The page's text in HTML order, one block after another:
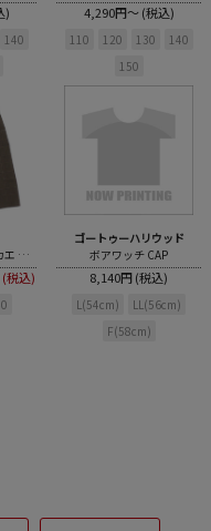
)
140
4,290円～ (税込)
110 120 130
140
150
ツイルプリーツ キリカエ ヒザシタタケ スカート
税込)
ゴートゥーハリウッド
ボアワッチ CAP
8,140円 (税込)
L(54cm)
LL(56cm)
F(58cm)